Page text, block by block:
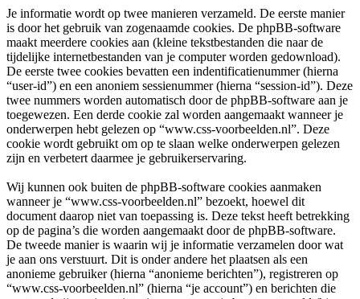
Je informatie wordt op twee manieren verzameld. De eerste manier
is door het gebruik van zogenaamde cookies. De phpBB-software
maakt meerdere cookies aan (kleine tekstbestanden die naar de
tijdelijke internetbestanden van je computer worden gedownload).
De eerste twee cookies bevatten een indentificatienummer (hierna
“user-id”) en een anoniem sessienummer (hierna “session-id”). Deze
twee nummers worden automatisch door de phpBB-software aan je
toegewezen. Een derde cookie zal worden aangemaakt wanneer je
onderwerpen hebt gelezen op “www.css-voorbeelden.nl”. Deze
cookie wordt gebruikt om op te slaan welke onderwerpen gelezen
zijn en verbetert daarmee je gebruikerservaring.
Wij kunnen ook buiten de phpBB-software cookies aanmaken
wanneer je “www.css-voorbeelden.nl” bezoekt, hoewel dit
document daarop niet van toepassing is. Deze tekst heeft betrekking
op de pagina’s die worden aangemaakt door de phpBB-software.
De tweede manier is waarin wij je informatie verzamelen door wat
je aan ons verstuurt. Dit is onder andere het plaatsen als een
anonieme gebruiker (hierna “anonieme berichten”), registreren op
“www.css-voorbeelden.nl” (hierna “je account”) en berichten die